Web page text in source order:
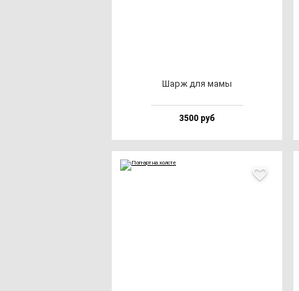
Шарж для ма­мы
3500 руб